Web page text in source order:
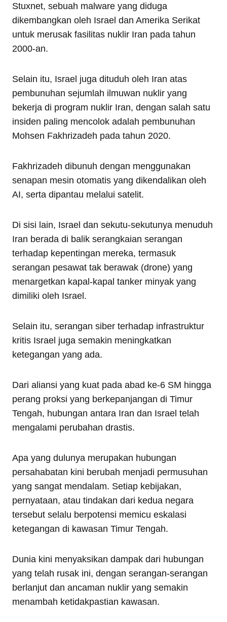
Stuxnet, sebuah malware yang diduga
dikembangkan oleh Israel dan Amerika Serikat
untuk merusak fasilitas nuklir Iran pada tahun
2000-an.
Selain itu, Israel juga dituduh oleh Iran atas
pembunuhan sejumlah ilmuwan nuklir yang
bekerja di program nuklir Iran, dengan salah satu
insiden paling mencolok adalah pembunuhan
Mohsen Fakhrizadeh pada tahun 2020.
Fakhrizadeh dibunuh dengan menggunakan
senapan mesin otomatis yang dikendalikan oleh
AI, serta dipantau melalui satelit.
Di sisi lain, Israel dan sekutu-sekutunya menuduh
Iran berada di balik serangkaian serangan
terhadap kepentingan mereka, termasuk
serangan pesawat tak berawak (drone) yang
menargetkan kapal-kapal tanker minyak yang
dimiliki oleh Israel.
Selain itu, serangan siber terhadap infrastruktur
kritis Israel juga semakin meningkatkan
ketegangan yang ada.
Dari aliansi yang kuat pada abad ke-6 SM hingga
perang proksi yang berkepanjangan di Timur
Tengah, hubungan antara Iran dan Israel telah
mengalami perubahan drastis.
Apa yang dulunya merupakan hubungan
persahabatan kini berubah menjadi permusuhan
yang sangat mendalam. Setiap kebijakan,
pernyataan, atau tindakan dari kedua negara
tersebut selalu berpotensi memicu eskalasi
ketegangan di kawasan Timur Tengah.
Dunia kini menyaksikan dampak dari hubungan
yang telah rusak ini, dengan serangan-serangan
berlanjut dan ancaman nuklir yang semakin
menambah ketidakpastian kawasan.